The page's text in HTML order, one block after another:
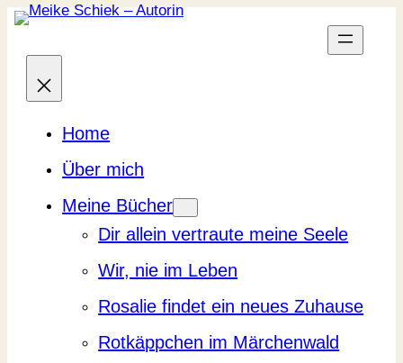
Zum
Home
Über mich
Meine Bücher
Dir allein vertraute meine Seele
Wir, nie im Leben
Rosalie findet ein neues Zuhause
Rotkäppchen im Märchenwald